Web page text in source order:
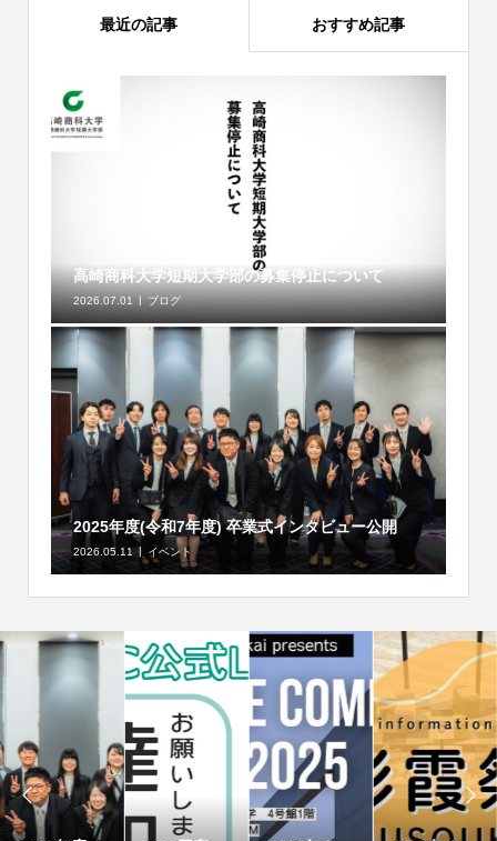
最近の記事 おすすめ記事
高崎商科大学短期大学部の募集停止について
2026.07.01 ブログ
2025年度(令和7年度) 卒業式インタビュー公開
2026.05.11 イベント
 